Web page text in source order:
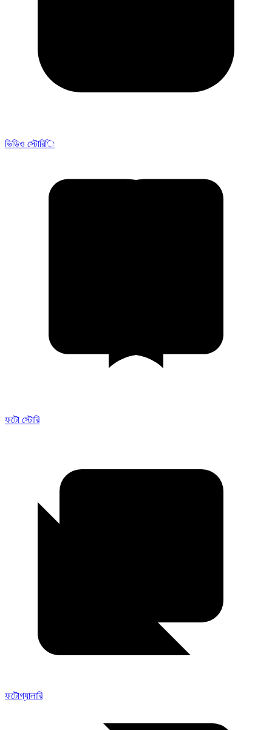
ভিডিও স্টোরি
ফটো স্টোরি
ফটোগ্যালারি